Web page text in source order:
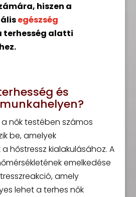
hiszen a
egészség
terhesség alatti
és
nők testében számos
be, amelyek
hőstressz kialakulásához. A
emelkedése
amely
lehet a terhes nők